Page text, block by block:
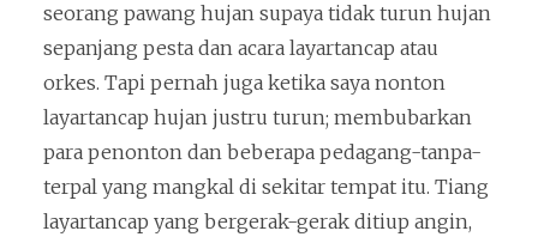
seorang pawang hujan supaya tidak turun hujan
sepanjang pesta dan acara layartancap atau
orkes. Tapi pernah juga ketika saya nonton
layartancap hujan justru turun; membubarkan
para penonton dan beberapa pedagang-tanpa-
terpal yang mangkal di sekitar tempat itu. Tiang
layartancap yang bergerak-gerak ditiup angin,